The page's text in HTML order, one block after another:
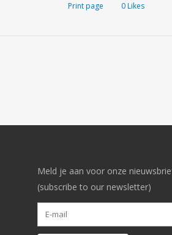
Print page 0Likes
Meld je aan voor onze
(subscribe to our newsletter)